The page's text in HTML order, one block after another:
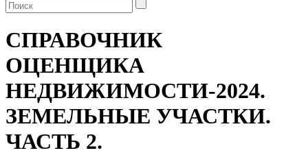
СПРАВОЧНИК
ОЦЕНЩИКА
НЕДВИЖИМОСТИ-2024.
ЗЕМЕЛЬНЫЕ УЧАСТКИ.
ЧАСТЬ 2.